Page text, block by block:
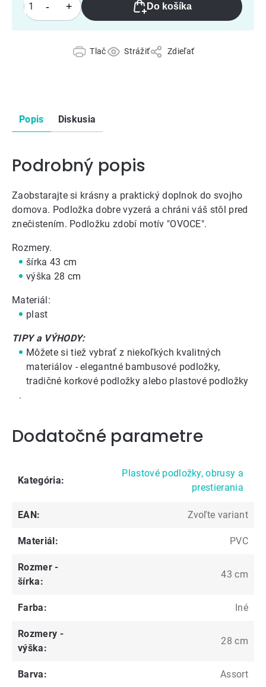
Do košíka
Tlač Strážiť Zdieľať
Popis Diskusia
Podrobný popis
Zaobstarajte si krásny a praktický doplnok do svojho
domova. Podložka dobre vyzerá a chráni váš stôl pred
znečistením. Podložku zdobí motív "OVOCE".
Rozmery.
šírka 43 cm
výška 28 cm
Materiál:
plast
TIPY a VÝHODY:
Môžete si tiež vybrať z niekoľkých kvalitných
materiálov - elegantné bambusové podložky,
tradičné korkové podložky alebo plastové podložky
.
Dodatočné parametre
Kategória:
Plastové podložky, obrusy a
prestierania
EAN: Zvoľte variant
Materiál: PVC
Rozmer -
šírka:
43 cm
Farba: Iné
Rozmery -
výška:
28 cm
Barva: Assort